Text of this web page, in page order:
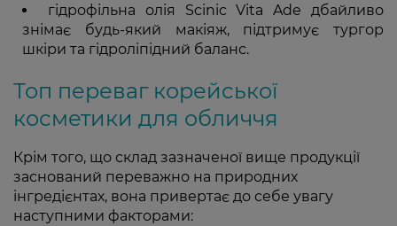
гідрофільна олія Scinic Vita Ade дбайливо
знімає будь-який макіяж, підтримує тургор
шкіри та гідроліпідний баланс.
Топ переваг корейської
косметики для обличчя
Крім того, що склад зазначеної вище продукції
заснований переважно на природних
інгредієнтах, вона привертає до себе увагу
наступними факторами: